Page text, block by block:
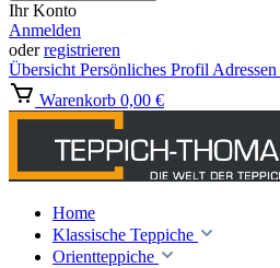
Ihr Konto
Anmelden
oderregistrieren
Übersicht Persönliches Profil Adressen
Warenkorb 0,00 €
Home
Klassische Teppiche
Orientteppiche